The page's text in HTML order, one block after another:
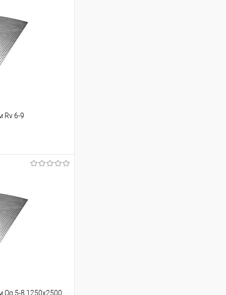
Rv 6-9
Сравнение
Под заказ
5-8 1250х2500